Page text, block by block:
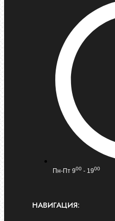
Пн-Пт 900 - 1900
НАВИГАЦИЯ: